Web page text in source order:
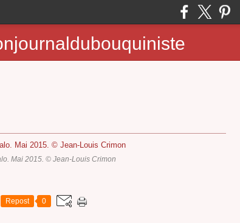
Mai 2015. © Jean-Louis Crimon
Repost 0